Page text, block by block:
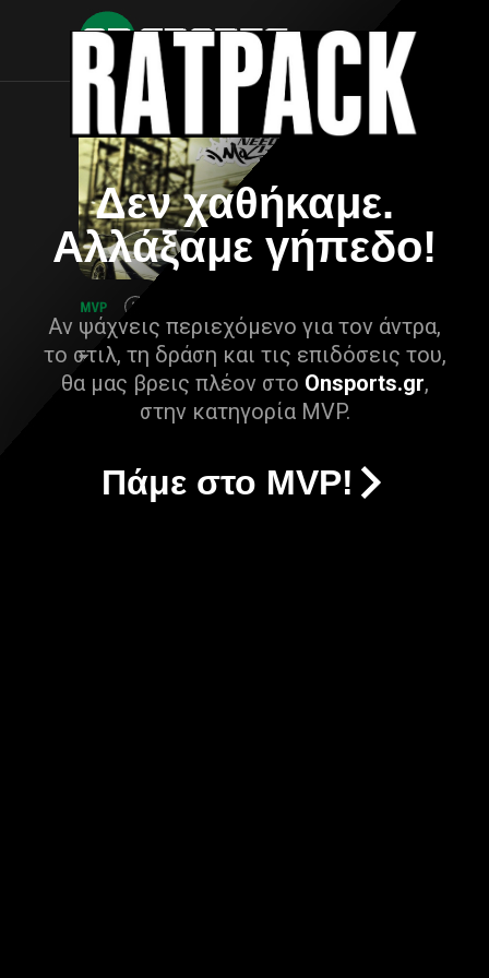
Δεν χαθήκαμε.
Αλλάξαμε γήπεδο!
Αν ψάχνεις περιεχόμενο για τον άντρα,
το στιλ, τη δράση και τις επιδόσεις του,
θα μας βρεις πλέον στο Onsports.gr,
στην κατηγορία MVP.
Πάμε στο MVP!